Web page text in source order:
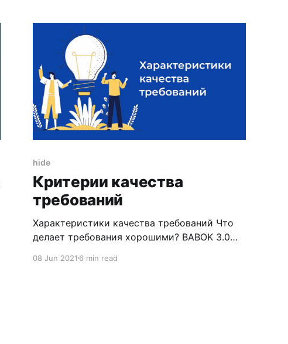
книги служат и хорошим началом, и
дополнением
hide
Критерии качества
требований
Характеристики качества требований Что
делает требования хорошими? BABOK 3.0
качества требований к ПО, можно
08 Jun 20216 min read